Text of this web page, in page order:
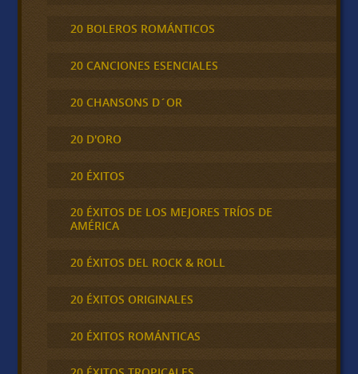
20 BOLEROS ROMÁNTICOS
20 CANCIONES ESENCIALES
20 CHANSONS D´OR
20 D'ORO
20 ÉXITOS
20 ÉXITOS DE LOS MEJORES TRÍOS DE
AMÉRICA
20 ÉXITOS DEL ROCK & ROLL
20 ÉXITOS ORIGINALES
20 ÉXITOS ROMÁNTICAS